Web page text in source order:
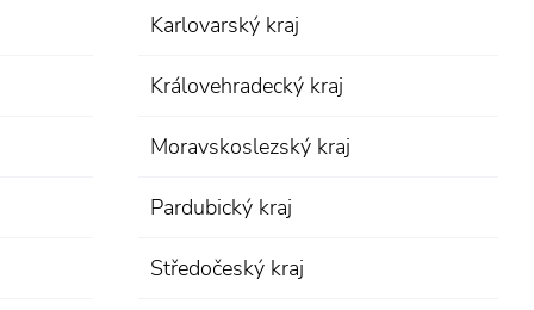
Karlovarský kraj
Královehradecký kraj
Moravskoslezský kraj
Pardubický kraj
Středočeský kraj